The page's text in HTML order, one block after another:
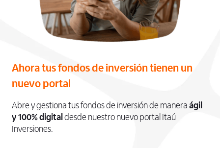
Ahora tus fondos de inversión tienen un
nuevo portal
Abre y gestiona tus fondos de inversión de manera ágil
y 100% digitaldesde nuestro nuevo portal Itaú
Inversiones.